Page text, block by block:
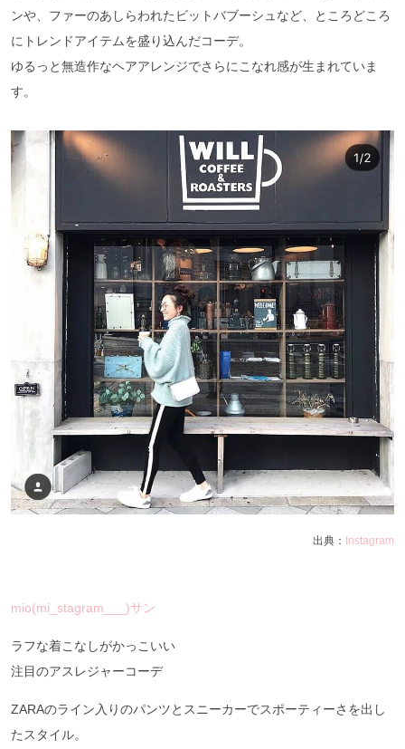
ンや、ファーのあしらわれたビットバブーシュなど、ところどころ
にトレンドアイテムを盛り込んだコーデ。
ゆるっと無造作なヘアアレンジでさらにこなれ感が生まれていま
す。
出典： Instagram
mio(mi_stagram___)サン
ラフな着こなしがかっこいい
注目のアスレジャーコーデ
ZARAのライン入りのパンツとスニーカーでスポーティーさを出し
たスタイル。